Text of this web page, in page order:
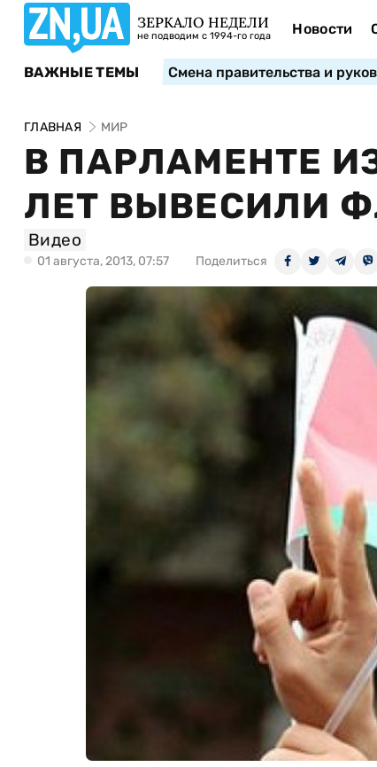
ЗЕРКАЛО НЕДЕЛИ
не подводим с 1994-го года Новости
ВАЖНЫЕ ТЕМЫ Смена правительства и
ГЛАВНАЯ МИР
В ПАРЛАМЕНТЕ
ЛЕТ ВЫВЕСИЛИ
Видео
01 августа, 2013, 07:57 Поделиться